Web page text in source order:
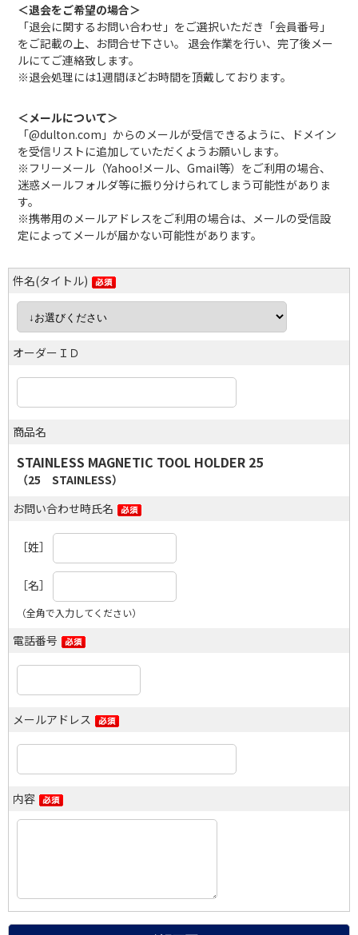
＜退会をご希望の場合＞
「退会に関するお問い合わせ」をご選択いただき「会員番号」
をご記載の上、お問合せ下さい。 退会作業を行い、完了後メー
ルにてご連絡致します。
※退会処理には1週間ほどお時間を頂戴しております。
＜メールについて＞
「@dulton.com」からのメールが受信できるように、ドメイン
を受信リストに追加していただくようお願いします。
※フリーメール（Yahoo!メール、Gmail等）をご利用の場合、
迷惑メールフォルダ等に振り分けられてしまう可能性がありま
す。
※携帯用のメールアドレスをご利用の場合は、メールの受信設
定によってメールが届かない可能性があります。
件名(タイトル)
オーダーＩＤ
商品名
STAINLESS MAGNETIC TOOL HOLDER 25
（25 STAINLESS）
お問い合わせ時氏名
［姓］
［名］
（全角で入力してください）
電話番号
メールアドレス
内容